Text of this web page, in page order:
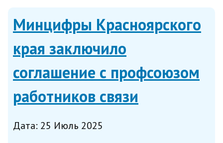
сервисов...
Минцифры Красноярского
края заключило
соглашение с профсоюзом
работников связи
Дата: 25 Июль 2025